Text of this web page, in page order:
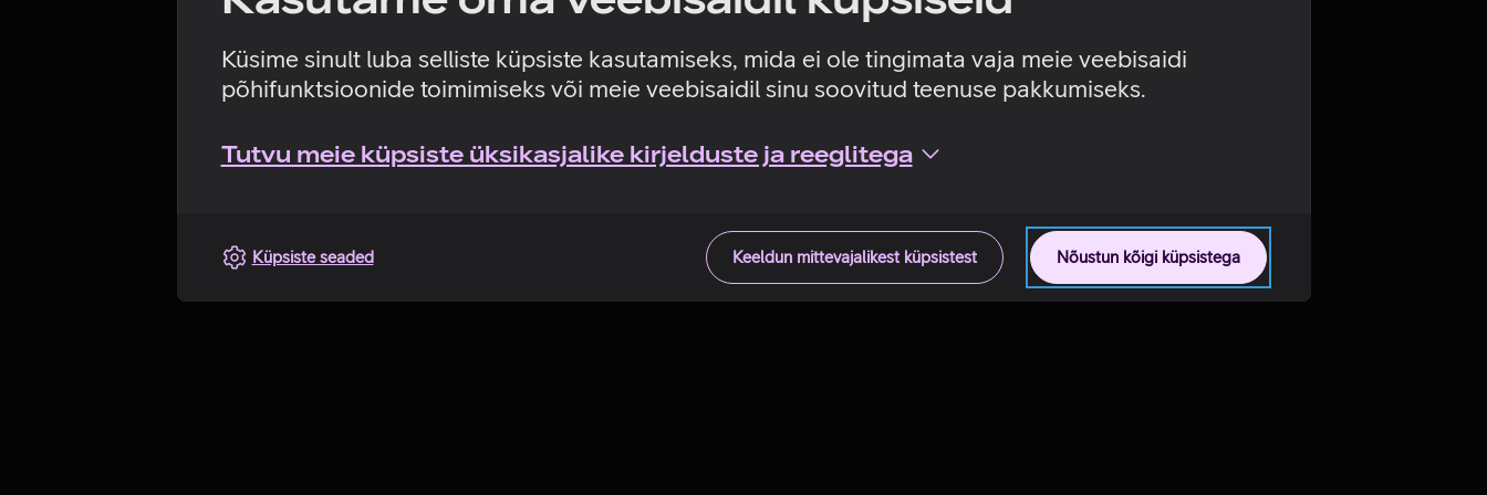
Küsime sinult luba selliste küpsiste kasutamiseks, mida ei ole tingimata vaja meie veebisaidi
põhifunktsioonide toimimiseks või meie veebisaidil sinu soovitud teenuse pakkumiseks.
Tutvu meie küpsiste üksikasjalike kirjelduste ja reeglitega
Nõustun kõigi küpsistega
Keeldun mittevajalikest küpsistest
Küpsiste seaded